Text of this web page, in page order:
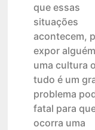
que essas
situações
acontecem,
expor
uma cultura
tudo é um
problema
fatal para
ocorra uma